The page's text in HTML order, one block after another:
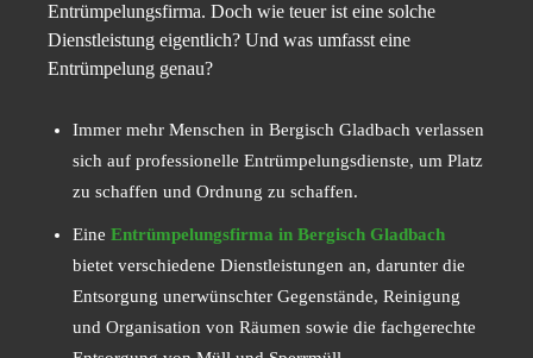
Entrümpelungsfirma. Doch wie teuer ist eine solche
Dienstleistung eigentlich? Und was umfasst eine
Entrümpelung genau?
Immer mehr Menschen in Bergisch Gladbach verlassen
sich auf professionelle Entrümpelungsdienste, um Platz
zu schaffen und Ordnung zu schaffen.
Eine Entrümpelungsfirma in Bergisch Gladbach
bietet verschiedene Dienstleistungen an, darunter die
Entsorgung unerwünschter Gegenstände, Reinigung
und Organisation von Räumen sowie die fachgerechte